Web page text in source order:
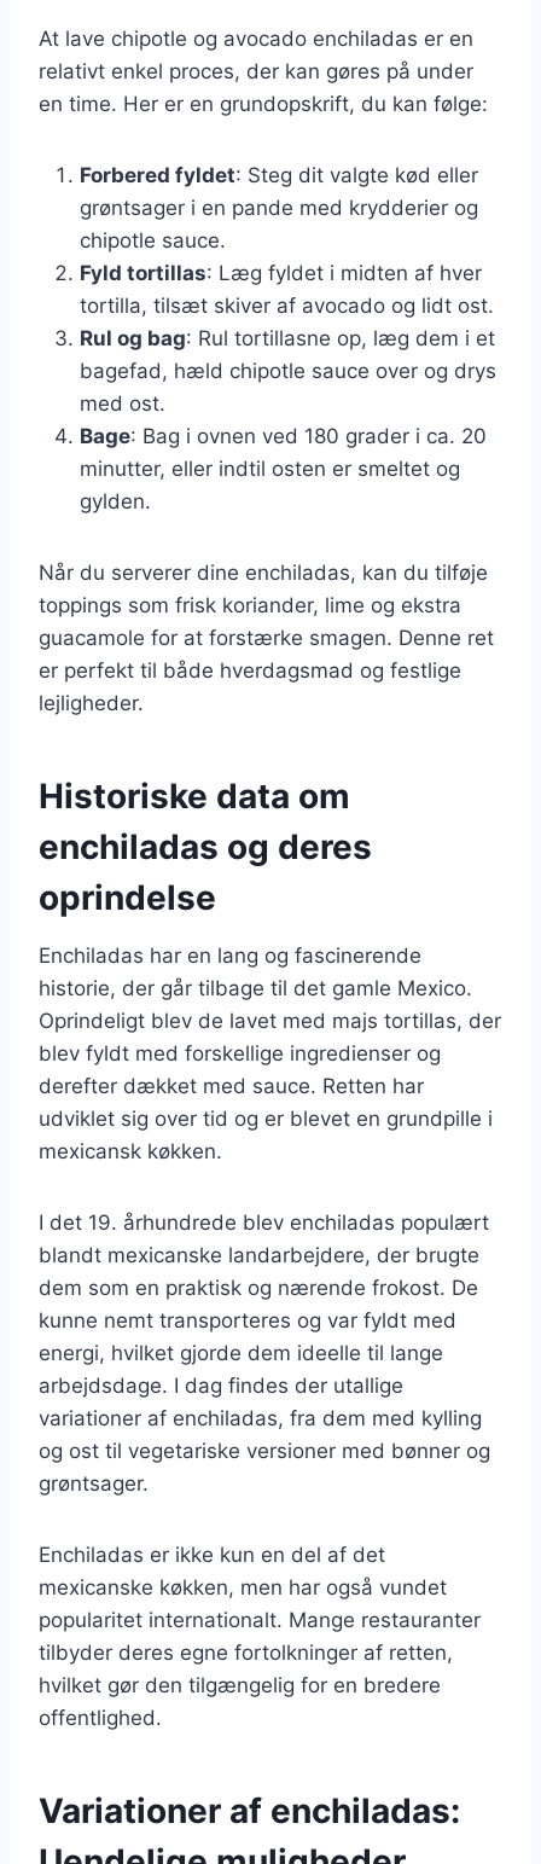
At lave chipotle og avocado enchiladas er en
relativt enkel proces, der kan gøres på under
en time. Her er en grundopskrift, du kan følge:
Forbered fyldet: Steg dit valgte kød eller
grøntsager i en pande med krydderier og
chipotle sauce.
Fyld tortillas: Læg fyldet i midten af hver
tortilla, tilsæt skiver af avocado og lidt ost.
Rul og bag: Rul tortillasne op, læg dem i et
bagefad, hæld chipotle sauce over og drys
med ost.
Bage: Bag i ovnen ved 180 grader i ca. 20
minutter, eller indtil osten er smeltet og
gylden.
Når du serverer dine enchiladas, kan du tilføje
toppings som frisk koriander, lime og ekstra
guacamole for at forstærke smagen. Denne ret
er perfekt til både hverdagsmad og festlige
lejligheder.
Historiske data om
enchiladas og deres
oprindelse
Enchiladas har en lang og fascinerende
historie, der går tilbage til det gamle Mexico.
Oprindeligt blev de lavet med majs tortillas, der
blev fyldt med forskellige ingredienser og
derefter dækket med sauce. Retten har
udviklet sig over tid og er blevet en grundpille i
mexicansk køkken.
I det 19. århundrede blev enchiladas populært
blandt mexicanske landarbejdere, der brugte
dem som en praktisk og nærende frokost. De
kunne nemt transporteres og var fyldt med
energi, hvilket gjorde dem ideelle til lange
arbejdsdage. I dag findes der utallige
variationer af enchiladas, fra dem med kylling
og ost til vegetariske versioner med bønner og
grøntsager.
Enchiladas er ikke kun en del af det
mexicanske køkken, men har også vundet
popularitet internationalt. Mange restauranter
tilbyder deres egne fortolkninger af retten,
hvilket gør den tilgængelig for en bredere
offentlighed.
Variationer af enchiladas: